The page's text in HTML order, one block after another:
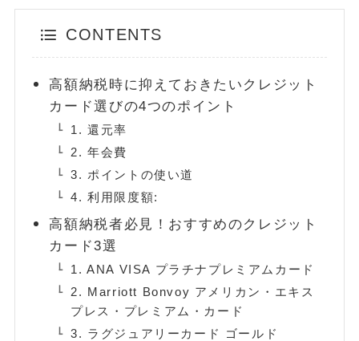
CONTENTS
高額納税時に抑えておきたいクレジット
カード選びの4つのポイント
1. 還元率
2. 年会費
3. ポイントの使い道
4. 利用限度額:
高額納税者必見！おすすめのクレジット
カード3選
1. ANA VISA プラチナプレミアムカード
2. Marriott Bonvoy アメリカン・エキス
プレス・プレミアム・カード
3. ラグジュアリーカード ゴールド